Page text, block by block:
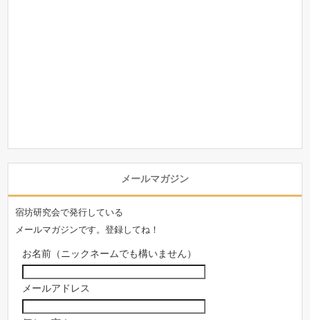
メールマガジン
宿坊研究会で発行している
メールマガジンです。登録してね！
お名前（ニックネームでも構いません）
メールアドレス